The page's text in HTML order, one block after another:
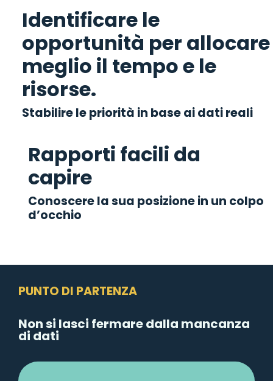
Identificare le
opportunità per allocare
meglio il tempo e le
risorse.
Stabilire le priorità in base ai dati reali
Rapporti facili da
capire
Conoscere la sua posizione in un colpo
d’occhio
PUNTO DI PARTENZA
Non si lasci fermare dalla mancanza
di dati